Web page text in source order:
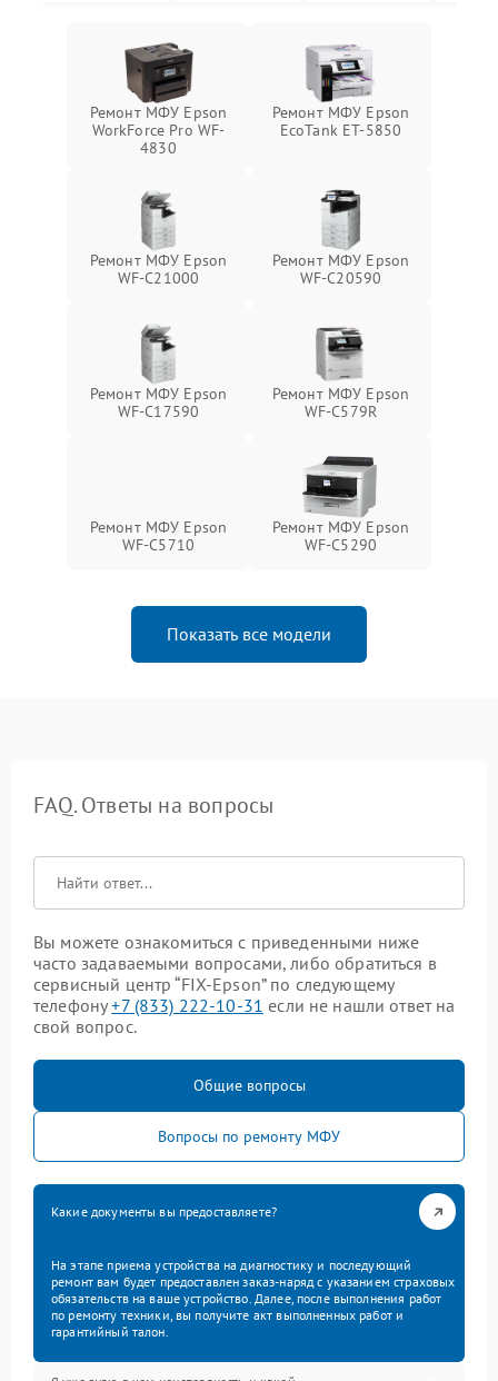
Ремонт МФУ Epson
WorkForce Pro WF-
4830
Ремонт МФУ Epson
EcoTank ET-5850
Ремонт МФУ Epson
WF-C21000
Ремонт МФУ Epson
WF-C20590
Ремонт МФУ Epson
WF-C17590
Ремонт МФУ Epson
WF-C579R
Ремонт МФУ Epson
WF-C5710
Ремонт МФУ Epson
WF-C5290
Показать все модели
FAQ. Ответы на вопросы
Вы можете ознакомиться с приведенными ниже
часто задаваемыми вопросами, либо обратиться в
сервисный центр “FIX-Epson” по следующему
телефону+7 (833) 222-10-31 если не нашли ответ на
свой вопрос.
Общие вопросы
Вопросы по ремонту МФУ
Какие документы вы предоставляете?
На этапе приема устройства на диагностику и последующий
ремонт вам будет предоставлен заказ-наряд с указанием страховых
обязательств на ваше устройство. Далее, после выполнения работ
по ремонту техники, вы получите акт выполненных работ и
гарантийный талон.